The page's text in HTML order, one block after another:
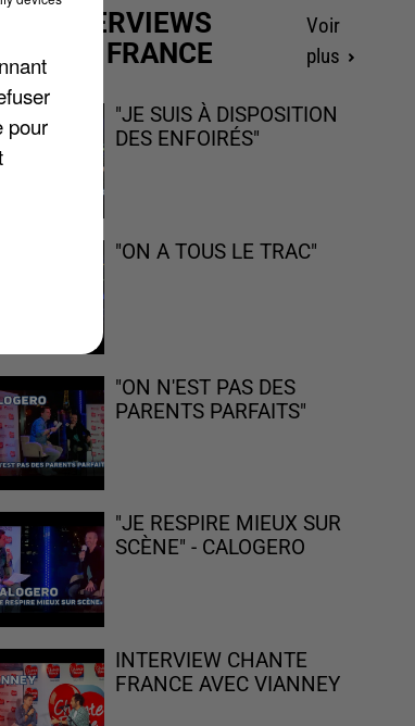
LES INTERVIEWS
CHANTE FRANCE
Voir
plus
"JE SUIS À DISPOSITION
DES ENFOIRÉS"
"ON A TOUS LE TRAC"
"ON N'EST PAS DES
PARENTS PARFAITS"
"JE RESPIRE MIEUX SUR
SCÈNE" - CALOGERO
INTERVIEW CHANTE
FRANCE AVEC VIANNEY
pour